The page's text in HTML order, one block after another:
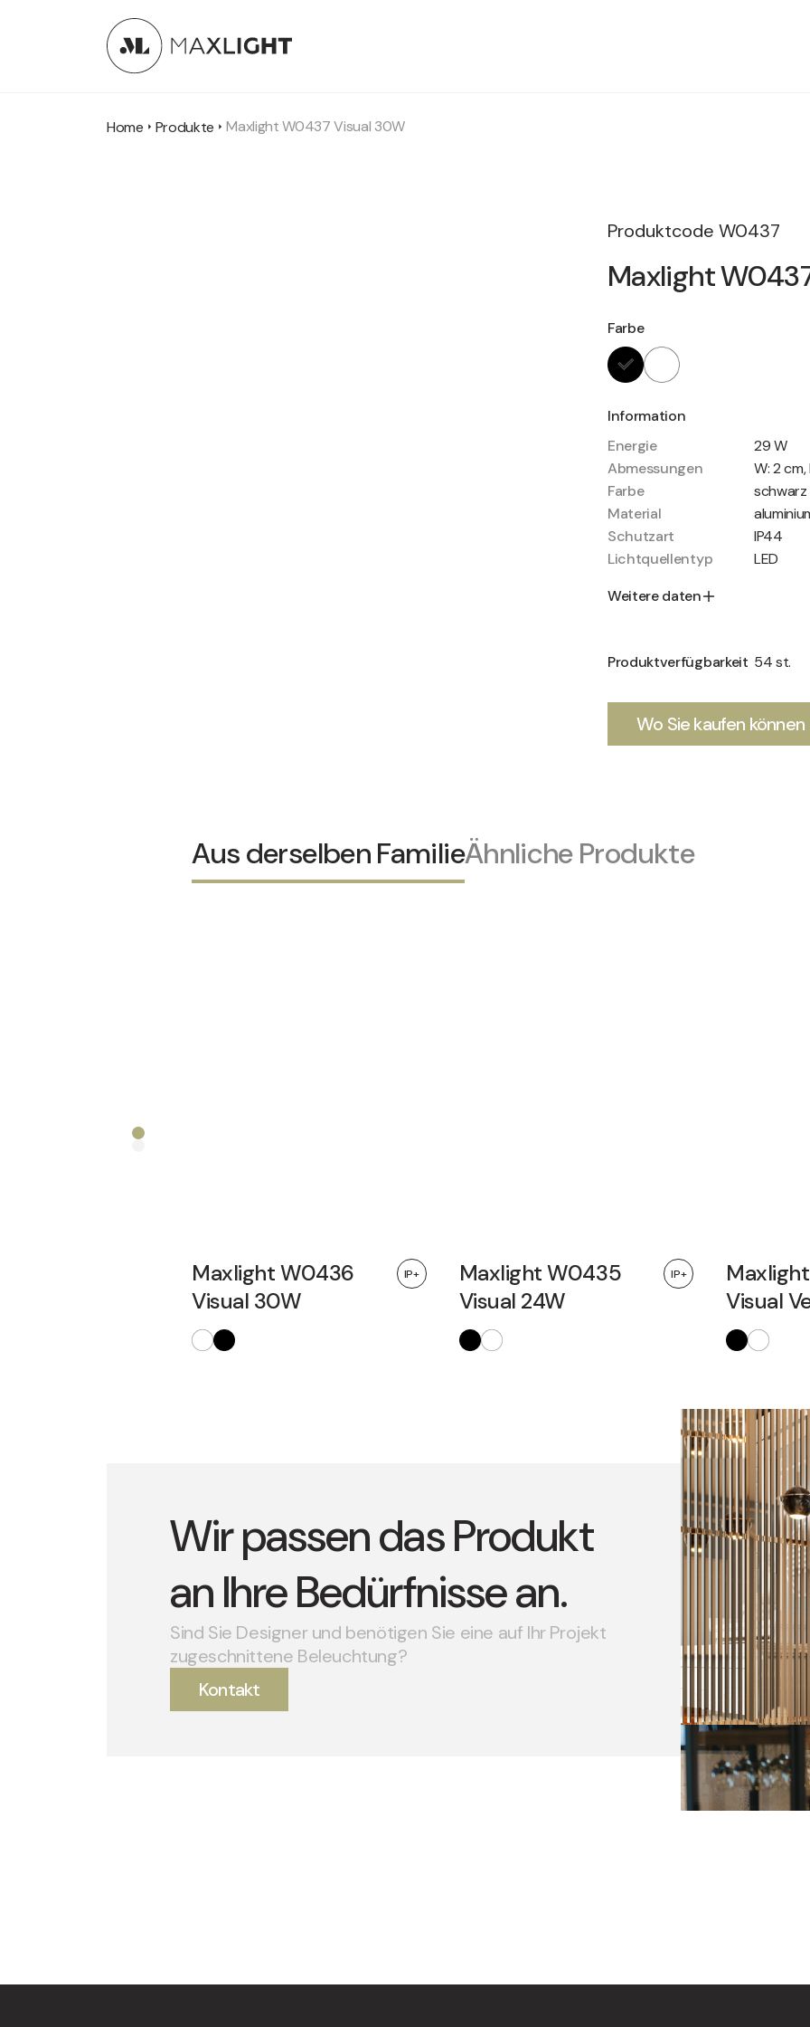
Home Produkte Maxlight W0437 Visual 30W
Produktcode W0437
Maxlight
Farbe
Information
Energie
29 W
Abmessungen
W: 2 cm,
Farbe
schwarz
Material
Schutzart
IP44
Lichtquellentyp
LED
Weitere daten
Produktverfügbarkeit 54 st.
Wo Sie kaufen können
Aus derselben FamilieÄhnliche Produkte
Maxlight W0436
Visual 30W
IP+
Maxlight W0435
Visual 24W
IP+
Visual
Wir passen das Produkt
an Ihre Bedürfnisse an.
Sind Sie Designer und benötigen Sie eine auf Ihr Projekt
zugeschnittene Beleuchtung?
Kontakt